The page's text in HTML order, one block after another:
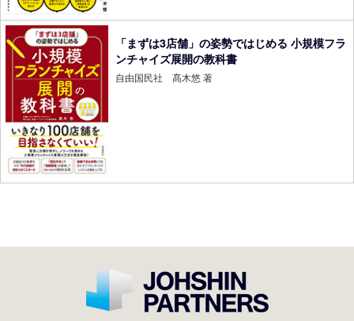
「まずは3店舗」の姿勢ではじめる 小規模フラ
ンチャイズ展開の教科書
自由国民社 髙木悠 著